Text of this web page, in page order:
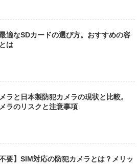
適なSDカードの選び方。おすすめの容
は
ラと日本製防犯カメラの現状と比較。
ラのリスクと注意事項
要】SIM対応の防犯カメラとは？メリッ